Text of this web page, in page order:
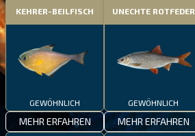
KEHRER-BEILFISCH
GEWÖHNLICH
MEHR ERFAHREN
UNECHTE ROTFEDER
GEWÖHNLICH
MEHR ERFAHREN